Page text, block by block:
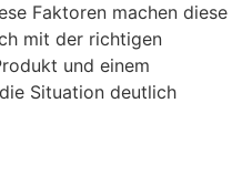
Faktoren machen diese
mit der richtigen
und einem
Situation deutlich